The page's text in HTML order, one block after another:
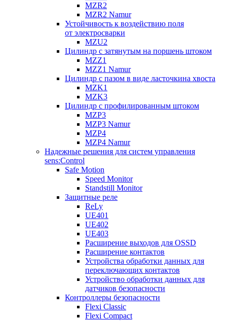
MZR2
MZR2 Namur
Устойчивость к воздействию поля
от электросварки
MZU2
Цилиндр с затянутым на поршень штоком
MZZ1
MZZ1 Namur
Цилиндр с пазом в виде ласточкина хвоста
MZK1
MZK3
Цилиндр с профилированным штоком
MZP3
MZP3 Namur
MZP4
MZP4 Namur
Надежные решения для систем управления
sens:Control
Safe Motion
Speed Monitor
Standstill Monitor
Защитные реле
ReLy
UE401
UE402
UE403
Расширение выходов для OSSD
Расширение контактов
Устройства обработки данных для
переключающих контактов
Устройство обработки данных для
датчиков безопасности
Контроллеры безопасности
Flexi Classic
Flexi Compact